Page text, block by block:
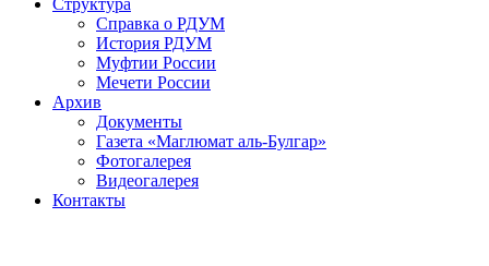
Структура
Справка о РДУМ
История РДУМ
Муфтии России
Мечети России
Архив
Документы
Газета «Маглюмат аль-Булгар»
Фотогалерея
Видеогалерея
Контакты